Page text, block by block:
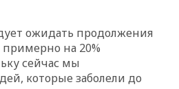
ожидать продолжения
на 20%
сейчас мы
которые заболели до